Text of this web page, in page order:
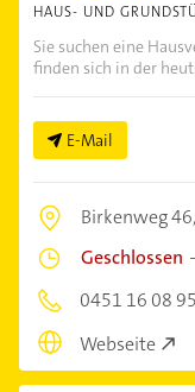
HAUS- UND
Sie suchen eine
finden sich in der
E-Mail
Birkenweg 46,
Geschlossen
0451 16 08
Webseite